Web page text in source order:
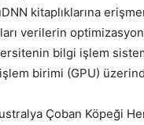
kitaplıklarına
verilerin
bilgi işlem
birimi (GPU)
Çoban Köpeği